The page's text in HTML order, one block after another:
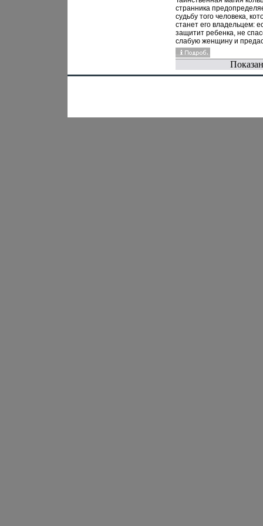
заведений в РФ Издание
второе, исправленное и
дополненное Автор
Вахрин.
странника
судьбу того человека,
станет его владельцем:
защитит ребенка, не
слабую женщину и
друга, то не миновать ему
Произведения
осуществляется ООО